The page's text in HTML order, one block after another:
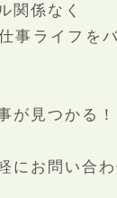
関係なく
事ライフを
が見つかる！
にお問い合